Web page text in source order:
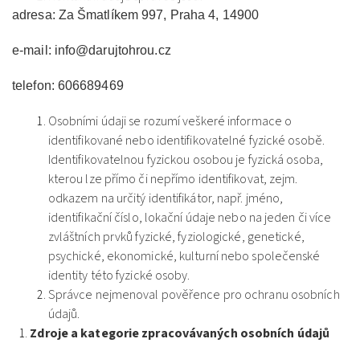
adresa: Za Šmatlíkem 997, Praha 4, 14900
e-mail: info@darujtohrou.cz
telefon: 606689469
Osobními údaji se rozumí veškeré informace o
identifikované nebo identifikovatelné fyzické osobě.
Identifikovatelnou fyzickou osobou je fyzická osoba,
kterou lze přímo či nepřímo identifikovat, zejm.
odkazem na určitý identifikátor, např. jméno,
identifikační číslo, lokační údaje nebo na jeden či více
zvláštních prvků fyzické, fyziologické, genetické,
psychické, ekonomické, kulturní nebo společenské
identity této fyzické osoby.
Správce nejmenoval pověřence pro ochranu osobních
údajů.
Zdroje a kategorie zpracovávaných osobních údajů